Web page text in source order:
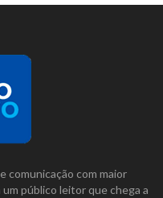
comunicação com maior
público leitor que chega a